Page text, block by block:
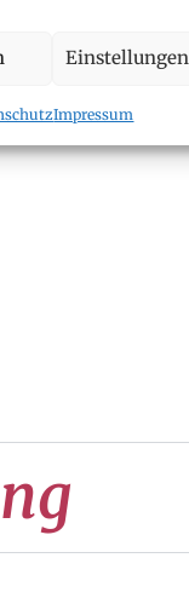
Impressum